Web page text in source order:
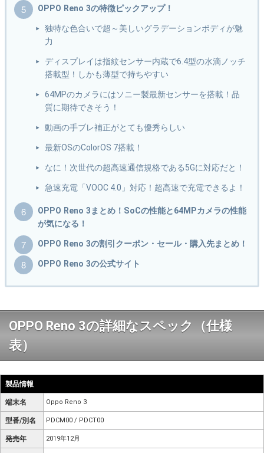
OPPO Reno 3の特徴ピックアップ！
独特な色合いで超～美しいグラデーションボディが魅
力
ディスプレイは指紋センサー内蔵で6.4型の水滴ノッチ
搭載型！しかも薄型で持ちやすい
64MPのカメラにはソニー製最新センサーを搭載！品
質に期待できそう！
動画の手ブレ補正がとても優秀らしい
最新OSのColorOS 7搭載！
なに！次世代の超高速通信規格である5Gに対応だと！
急速充電「VOOC 4.0」対応！超高速で充電できるよ！
OPPO Reno 3まとめ！SoCの性能と64MPカメラの性能
が気になる！
OPPO Reno 3の割引クーポン・セール・購入先まとめ！
OPPO Reno 3の公式サイト
OPPO Reno 3の詳細なスペック（仕様
表）
製品情報
端末名 Oppo Reno 3
型番/別名 PDCM00 / PDCT00
発売年 2019年12月